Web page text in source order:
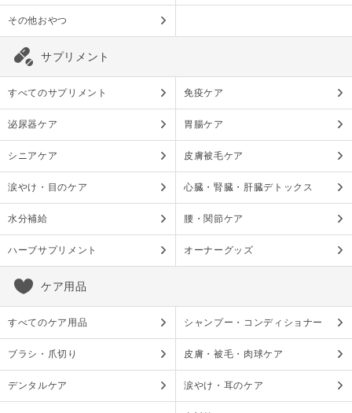
その他おやつ
サプリメント
すべてのサプリメント 免疫ケア
泌尿器ケア 胃腸ケア
シニアケア 皮膚被毛ケア
涙やけ・目のケア 心臓・腎臓・肝臓デトックス
水分補給 腰・関節ケア
ハーブサプリメント オーナーグッズ
ケア用品
すべてのケア用品 シャンプー・コンディショナー
ブラシ・爪切り 皮膚・被毛・肉球ケア
デンタルケア 涙やけ・耳のケア